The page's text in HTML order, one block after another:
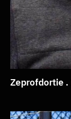
Zeprofdortie .